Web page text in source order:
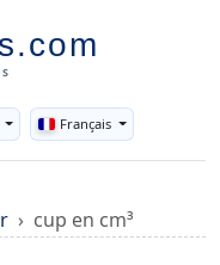
themeFrançais
cup en cm³